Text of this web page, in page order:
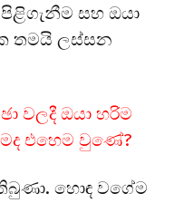
සහ ඔයා
තමයි ලස්සන
වලදී ඔයා හරිම
එහෙම වුණේ?
හොඳ වගේම